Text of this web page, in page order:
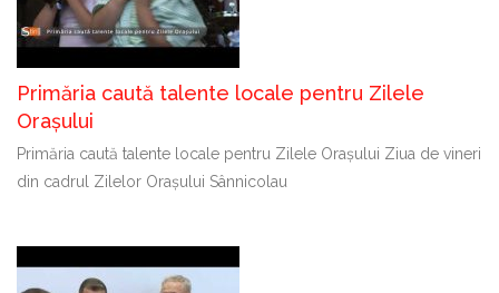
Primăria caută talente locale pentru Zilele
Orașului
Primăria caută talente locale pentru Zilele Orașului Ziua de vineri
din cadrul Zilelor Orașului Sânnicolau